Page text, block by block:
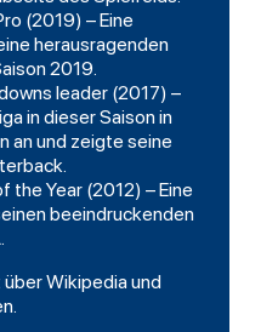
(2019) – Eine
herausragenden
2019.
leader (2017) –
in dieser Saison in
an und zeigte seine
the Year (2012) – Eine
beeindruckenden
Wikipedia und